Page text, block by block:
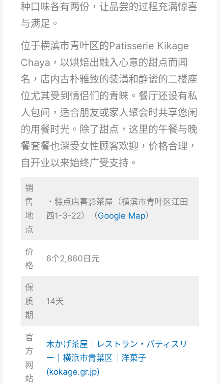
种口味各有两份，让品尝的过程充满惊喜
与满足。
位于横滨市青叶区的Patisserie Kikage
Chaya，以烘焙出融入心意的甜点而闻
名，店内古朴雅致的装潢和静谧的二楼座
位尤其受到情侣们的青睐。餐厅还设有私
人包间，适合朋友或家人聚会时共享悠闲
的用餐时光。除了甜点，这里的午餐与晚
餐套餐也深受女性顾客欢迎，价格合理，
自开业以来始终广受支持。
销
售
地
点
・糕点店喜影茶屋（横滨市青叶区江田
西1-3-22）（Google Map）
价
格
6个2,860日元
保
质
期
14天
官
方
网
站
木かげ茶屋｜レストラン・パティスリ
ー｜横浜市青葉区｜洋菓子
(kokage.gr.jp)